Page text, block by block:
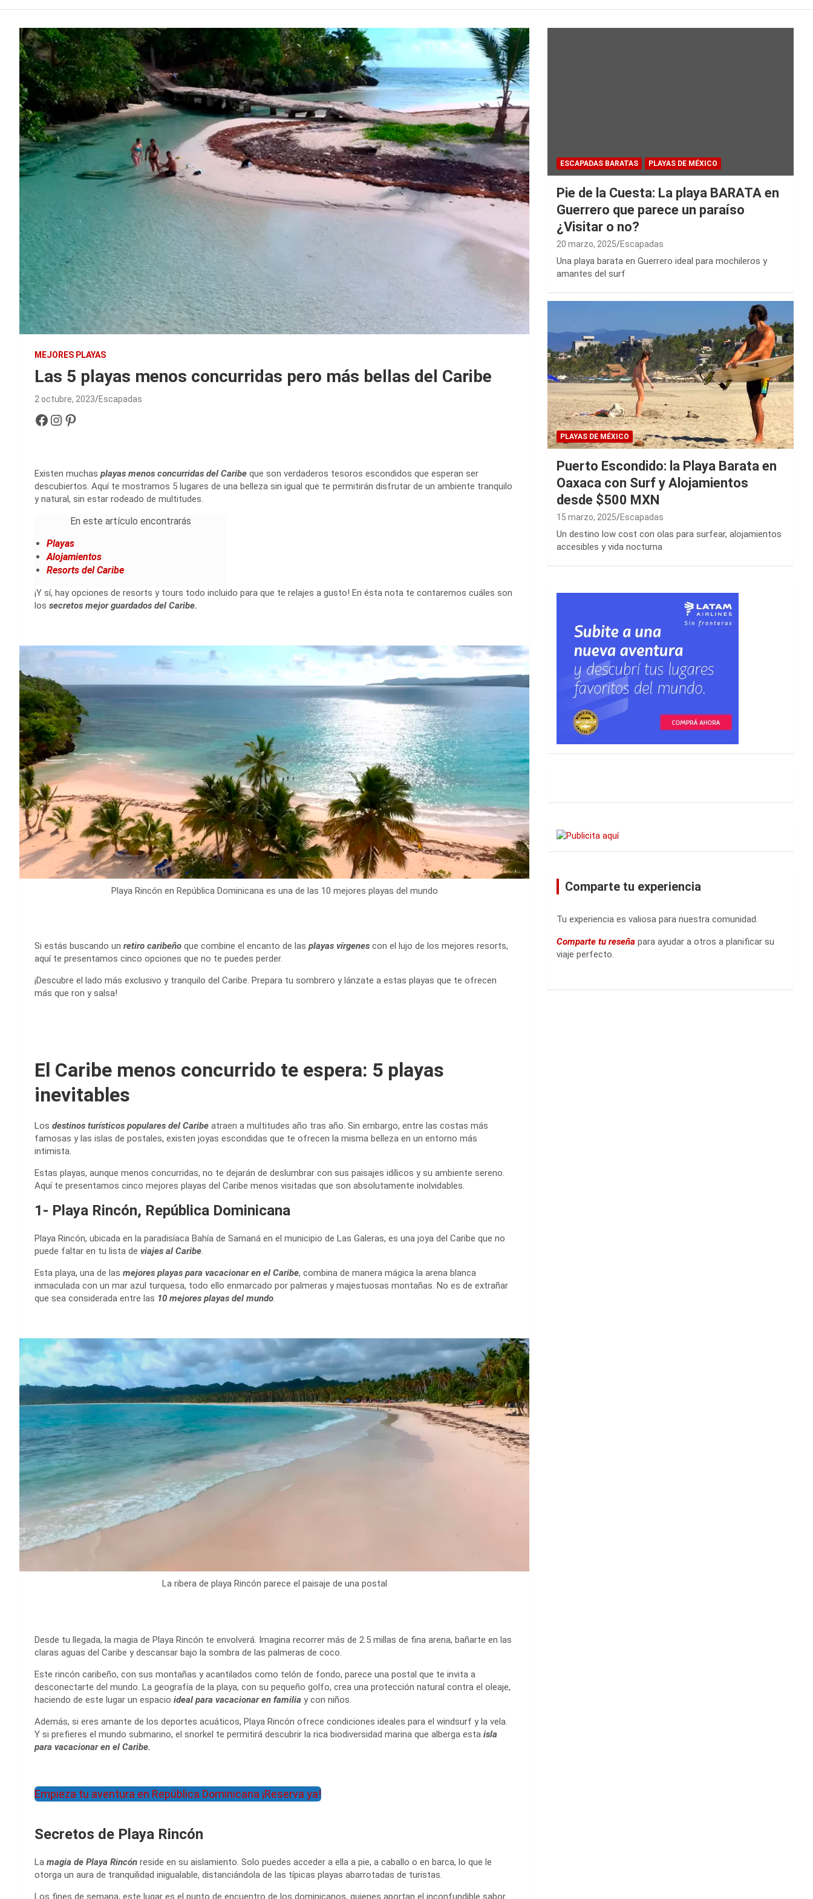
MEJORES PLAYAS
Las 5 playas menos concurridas pero más bellas del Caribe
2 octubre, 2023 Escapadas
Facebook
Instagram
Pinterest
Existen muchas playas menos concurridas del Caribe que son verdaderos tesoros escondidos que esperan ser
descubiertos. Aquí te mostramos 5 lugares de una belleza sin igual que te permitirán disfrutar de un ambiente tranquilo
y natural, sin estar rodeado de multitudes.
En este artículo encontrarás
Playas
Alojamientos
Resorts del Caribe
¡Y sí, hay opciones de resorts y tours todo incluido para que te relajes a gusto! En ésta nota te contaremos cuáles son
los secretos mejor guardados del Caribe.
Playa Rincón en República Dominicana es una de las 10 mejores playas del mundo
Si estás buscando un retiro caribeño que combine el encanto de las playas vírgenes con el lujo de los mejores resorts,
aquí te presentamos cinco opciones que no te puedes perder.
¡Descubre el lado más exclusivo y tranquilo del Caribe. Prepara tu sombrero y lánzate a estas playas que te ofrecen
más que ron y salsa!
El Caribe menos concurrido te espera: 5 playas
inevitables
Los destinos turísticos populares del Caribe atraen a multitudes año tras año. Sin embargo, entre las costas más
famosas y las islas de postales, existen joyas escondidas que te ofrecen la misma belleza en un entorno más
intimista.
Estas playas, aunque menos concurridas, no te dejarán de deslumbrar con sus paisajes idílicos y su ambiente sereno.
Aquí te presentamos cinco mejores playas del Caribe menos visitadas que son absolutamente inolvidables.
1- Playa Rincón, República Dominicana
Playa Rincón, ubicada en la paradisíaca Bahía de Samaná en el municipio de Las Galeras, es una joya del Caribe que no
puede faltar en tu lista de viajes al Caribe
Esta playa, una de las mejores playas para vacacionar en el Caribe, combina de manera mágica la arena blanca
inmaculada con un mar azul turquesa, todo ello enmarcado por palmeras y majestuosas montañas. No es de extrañar
que sea considerada entre las 10 mejores playas del mundo
La ribera de playa Rincón parece el paisaje de una postal
Desde tu llegada, la magia de Playa Rincón te envolverá. Imagina recorrer más de 2.5 millas de fina arena, bañarte en las
claras aguas del Caribe y descansar bajo la sombra de las palmeras de coco.
Este rincón caribeño, con sus montañas y acantilados como telón de fondo, parece una postal que te invita a
desconectarte del mundo. La geografía de la playa, con su pequeño golfo, crea una protección natural contra el oleaje,
haciendo de este lugar un espacio ideal para vacacionar en familia y con niños.
Además, si eres amante de los deportes acuáticos, Playa Rincón ofrece condiciones ideales para el windsurf y la vela.
Y si prefieres el mundo submarino, el snorkel te permitirá descubrir la rica biodiversidad marina que alberga esta isla
para vacacionar en el Caribe.
Empieza tu aventura en República Dominicana ¡Reserva ya!
Secretos de Playa Rincón
La magia de Playa Rincón reside en su aislamiento. Solo puedes acceder a ella a pie, a caballo o en barca, lo que le
otorga un aura de tranquilidad inigualable, distanciándola de las típicas playas abarrotadas de turistas.
Los fines de semana, este lugar es el punto de encuentro de los dominicanos, quienes aportan el inconfundible sabor
ESCAPADAS BARATAS PLAYAS DE MÉXICO
Pie de la Cuesta: La playa BARATA en
Guerrero que parece un paraíso
¿Visitar o no?
20 marzo, 2025 Escapadas
Una playa barata en Guerrero ideal para mochileros y
amantes del surf
PLAYAS DE MÉXICO
Puerto Escondido: la Playa Barata en
Oaxaca con Surf y Alojamientos
desde $500 MXN
15 marzo, 2025 Escapadas
Un destino low cost con olas para surfear, alojamientos
accesibles y vida nocturna
Comparte tu experiencia
Tu experiencia es valiosa para nuestra comunidad.
Comparte tu reseña para ayudar a otros a planificar su
viaje perfecto.